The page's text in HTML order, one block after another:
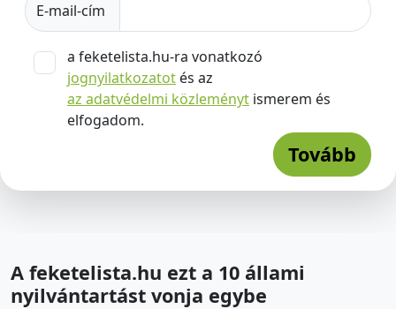
E-mail-cím
a feketelista.hu-ra vonatkozó
jognyilatkozatot és az
az adatvédelmi közleményt ismerem és
elfogadom.
Tovább
A feketelista.hu ezt a 10 állami
nyilvántartást vonja egybe